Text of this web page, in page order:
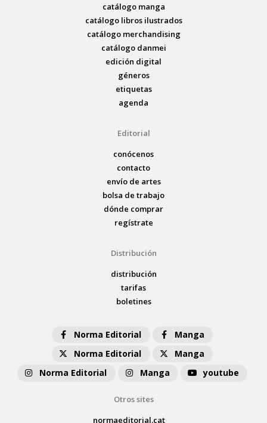
catálogo manga
catálogo libros ilustrados
catálogo merchandising
catálogo danmei
edición digital
géneros
etiquetas
agenda
Editorial
conócenos
contacto
envío de artes
bolsa de trabajo
dónde comprar
regístrate
Distribución
distribución
tarifas
boletines
Norma Editorial
Manga
Norma Editorial
Manga
Norma Editorial
Manga youtube
Otros sites
normaeditorial.cat